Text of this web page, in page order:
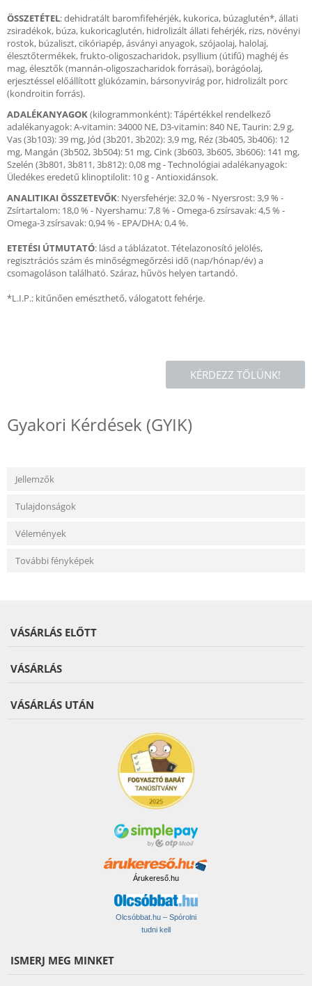
ÖSSZETÉTEL: dehidratált baromfifehérjék, kukorica, búzaglutén*, állati
zsiradékok, búza, kukoricaglutén, hidrolizált állati fehérjék, rizs, növényi
rostok, búzaliszt, cikóriapép, ásványi anyagok, szójaolaj, halolaj,
élesztőtermékek, frukto-oligoszacharidok, psyllium (útifű) maghéj és
mag, élesztők (mannán-oligoszacharidok forrásai), borágóolaj,
erjesztéssel előállított glükózamin, bársonyvirág por, hidrolizált porc
(kondroitin forrás).
ADALÉKANYAGOK(kilogrammonként): Tápértékkel rendelkező
adalékanyagok: A-vitamin: 34000 NE, D3-vitamin: 840 NE, Taurin: 2,9 g,
Vas (3b103): 39 mg, Jód (3b201, 3b202): 3,9 mg, Réz (3b405, 3b406): 12
mg, Mangán (3b502, 3b504): 51 mg, Cink (3b603, 3b605, 3b606): 141 mg,
Szelén (3b801, 3b811, 3b812): 0,08 mg - Technológiai adalékanyagok:
Üledékes eredetű klinoptilolit: 10 g - Antioxidánsok.
ANALITIKAI ÖSSZETEVŐK: Nyersfehérje: 32,0 % - Nyersrost: 3,9 % -
Zsírtartalom: 18,0 % - Nyershamu: 7,8 % - Omega-6 zsírsavak: 4,5 % -
Omega-3 zsírsavak: 0,94 % - EPA/DHA: 0,4 %.
ETETÉSI ÚTMUTATÓ: lásd a táblázatot. Tételazonosító jelölés,
regisztrációs szám és minőségmegőrzési idő (nap/hónap/év) a
csomagoláson található. Száraz, hűvös helyen tartandó.
*L.I.P.: kitűnően emészthető, válogatott fehérje.
KÉRDEZZ TŐLÜNK!
Gyakori Kérdések (GYIK)
Jellemzők
Tulajdonságok
Vélemények
További fényképek
VÁSÁRLÁS ELŐTT
VÁSÁRLÁS
VÁSÁRLÁS UTÁN
Árukereső.hu
Olcsóbbat.hu – Spórolni
tudni kell
ISMERJ MEG MINKET